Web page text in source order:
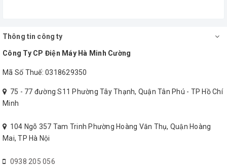
Đặc biệt
Tùy chọn :
Hộp số (giá trên đã bao gồm hộp
Đèn
Thông tin công ty
Công Ty CP Điện Máy Hà Minh Cường
Mã Số Thuế: 0318629350
75 - 77 đường S11 Phường Tây Thạnh, Quận Tân Phú - TP Hồ Chí
Minh
104 Ngõ 357 Tam Trinh Phường Hoàng Văn Thụ, Quận Hoàng
Mai, TP Hà Nội
0938 205 056